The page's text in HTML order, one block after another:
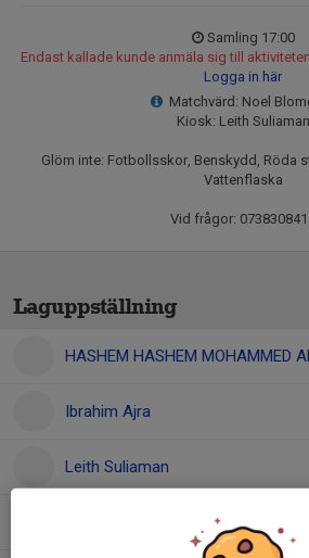
Samling 17:00
Endast kallade kunde anmäla sig till
Logga in här
Matchvärd: Noel
Kiosk: Leith Suliaman
Glöm inte: Fotbollsskor, Benskydd, Röda
Vattenflaska
Vid frågor:
Laguppställning
HASHEM HASHEM MOHAMMED
Ibrahim Ajra
Leith Suliaman